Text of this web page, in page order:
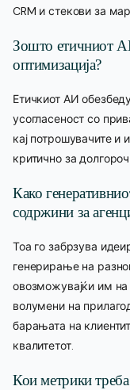
CRM и стекови за
Зошто етичниот
оптимизација?
Етичкиот АИ
усогласеност со
кај потрошувачите и
критично за
Како
содржини за
Тоа го забрзува
генерирање на
овозможувајќи им
волумени на
барањата на
квалитетот.
Кои метрики треба